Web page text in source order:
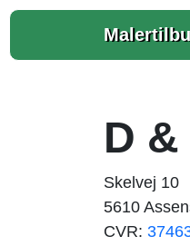
D
Skelvej 10
5610
CVR: